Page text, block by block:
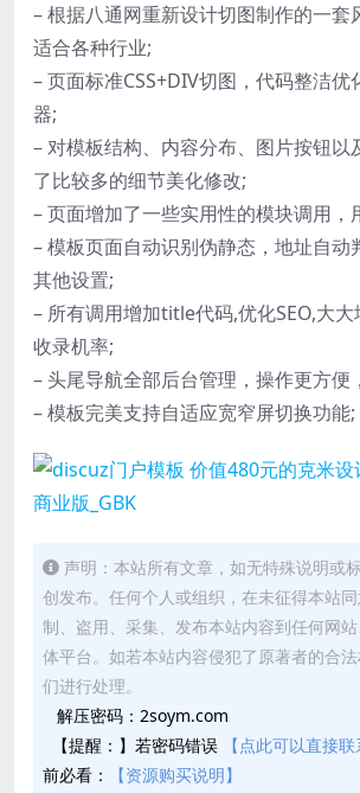
– 根据八通网重新设计切图制作的一套
适合各种行业;
– 页面标准CSS+DIV切图，代码整洁优
器;
– 对模板结构、内容分布、图片按钮以
了比较多的细节美化修改;
– 页面增加了一些实用性的模块调用，
– 模板页面自动识别伪静态，地址自动
其他设置;
– 所有调用增加title代码,优化SEO,大
收录机率;
– 头尾导航全部后台管理，操作更方便
– 模板完美支持自适应宽窄屏切换功能;
声明：本站所有文章，如无特殊说明或
创发布。任何个人或组织，在未征得本站
制、盗用、采集、发布本站内容到任何网
体平台。如若本站内容侵犯了原著者的合
们进行处理。
解压密码：2soym.com
【提醒：】若密码错误
【点此可以直接联
前必看：
【资源购买说明】